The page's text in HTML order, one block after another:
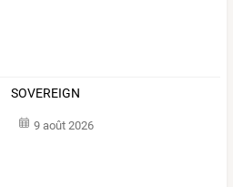
SOVEREIGN
9 août 2026